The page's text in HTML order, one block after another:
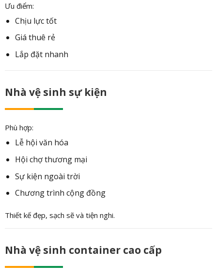
Ưu điểm:
Chịu lực tốt
Giá thuê rẻ
Lắp đặt nhanh
Nhà vệ sinh sự kiện
Phù hợp:
Lễ hội văn hóa
Hội chợ thương mại
Sự kiện ngoài trời
Chương trình cộng đồng
Thiết kế đẹp, sạch sẽ và tiện nghi.
Nhà vệ sinh container cao cấp